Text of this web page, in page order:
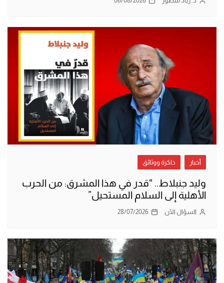
أخبار ذاكرة ووثائق
وليد جنبلاط.. “قدر في هذا المشرق: من الحرب
الأهلية إلى السلام المستحيل”
السؤال الآن 28/07/2026